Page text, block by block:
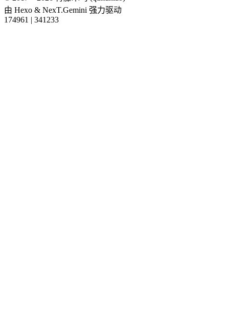
由 Hexo & NexT.Gemini 强力驱动
174961 | 341233